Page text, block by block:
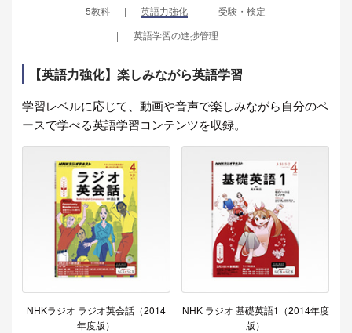
5教科 英語力強化
受験・検定
英語学習の進捗管理
【英語力強化】楽しみながら英語学習
学習レベルに応じて、動画や音声で楽しみながら自分のペ
ースで学べる英語学習コンテンツを収録。
NHKラジオ ラジオ英会話（2014
年度版）
NHK ラジオ 基礎英語1（2014年度
版）